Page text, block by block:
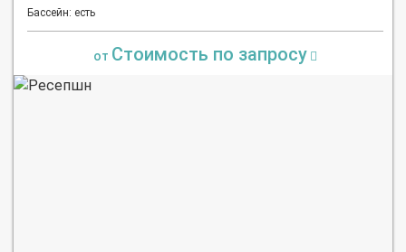
Бассейн: есть
от Стоимость по запросу